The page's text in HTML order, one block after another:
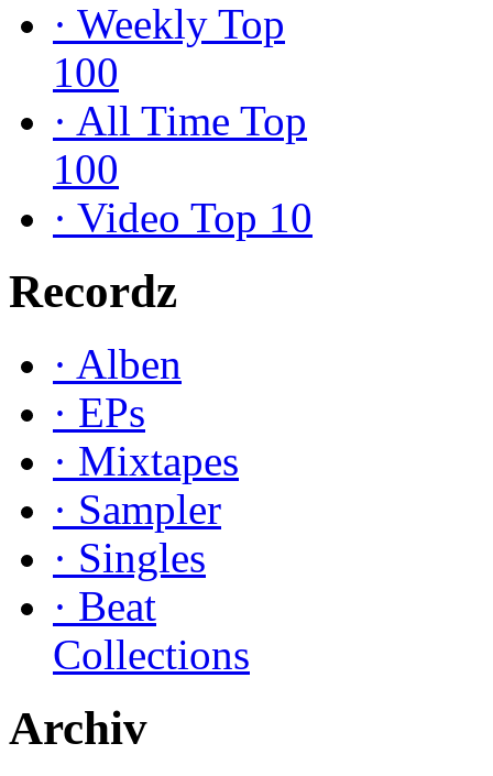
· Weekly Top
100
· All Time Top
100
· Video Top 10
Recordz
· Alben
· EPs
· Mixtapes
· Sampler
· Singles
· Beat
Collections
Archiv